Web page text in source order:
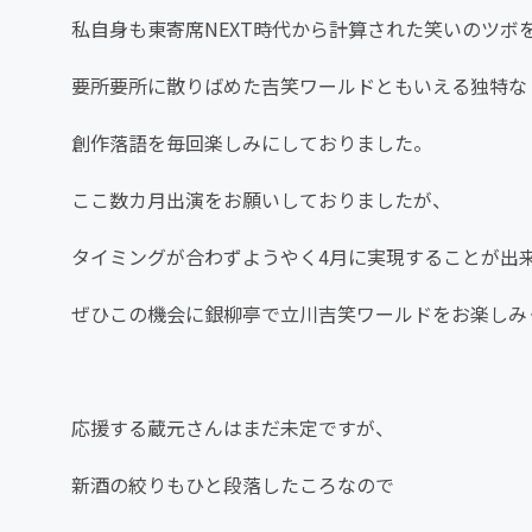
私自身も東寄席NEXT時代から計算された笑いのツボ
要所要所に散りばめた吉笑ワールドともいえる独特な
創作落語を毎回楽しみにしておりました。
ここ数カ月出演をお願いしておりましたが、
タイミングが合わずようやく4月に実現することが出
ぜひこの機会に銀柳亭で立川吉笑ワールドをお楽しみ
応援する蔵元さんはまだ未定ですが、
新酒の絞りもひと段落したころなので